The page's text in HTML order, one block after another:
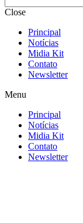
Close
Principal
Notícias
Midia Kit
Contato
Newsletter
Menu
Principal
Notícias
Midia Kit
Contato
Newsletter